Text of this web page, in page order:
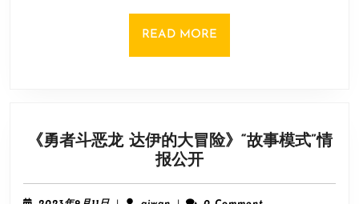
制
3.21
相
READ MORE
《勇者斗恶龙 达伊的大冒险》“故事模式”情
报公开《勇
者
斗